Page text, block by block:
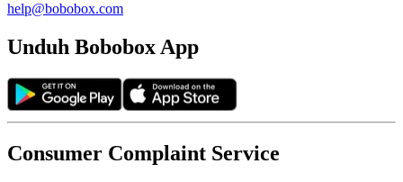
help@bobobox.com
Unduh Bobobox App
Consumer Complaint Service